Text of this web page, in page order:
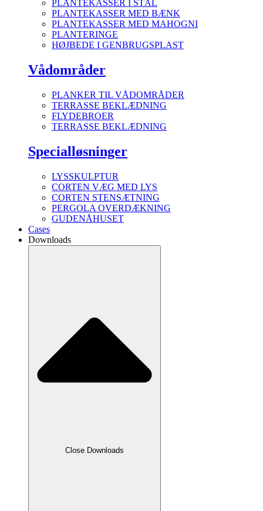
PLANTEKASSER I STÅL
PLANTEKASSER MED BÆNK
PLANTEKASSER MED MAHOGNI
PLANTERINGE
HØJBEDE I GENBRUGSPLAST
Vådområder
PLANKER TIL VÅDOMRÅDER
TERRASSE BEKLÆDNING
FLYDEBROER
TERRASSE BEKLÆDNING
Specialløsninger
LYSSKULPTUR
CORTEN VÆG MED LYS
CORTEN STENSÆTNING
PERGOLA OVERDÆKNING
GUDENÅHUSET
Cases
Downloads
Close Downloads